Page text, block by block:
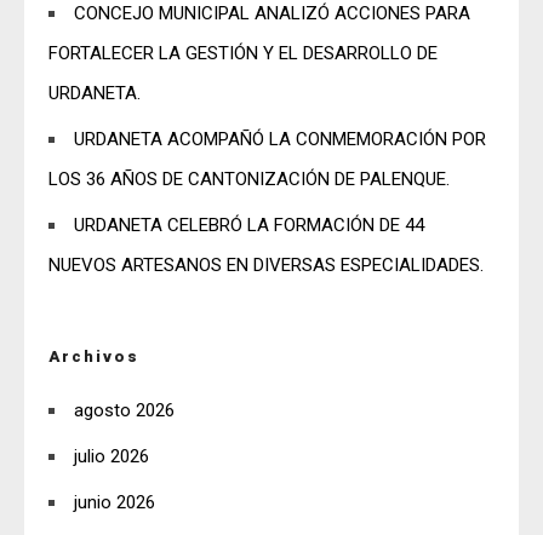
CONCEJO MUNICIPAL ANALIZÓ ACCIONES PARA
FORTALECER LA GESTIÓN Y EL DESARROLLO DE
URDANETA.
URDANETA ACOMPAÑÓ LA CONMEMORACIÓN POR
LOS 36 AÑOS DE CANTONIZACIÓN DE PALENQUE.
URDANETA CELEBRÓ LA FORMACIÓN DE 44
NUEVOS ARTESANOS EN DIVERSAS ESPECIALIDADES.
Archivos
agosto 2026
julio 2026
junio 2026